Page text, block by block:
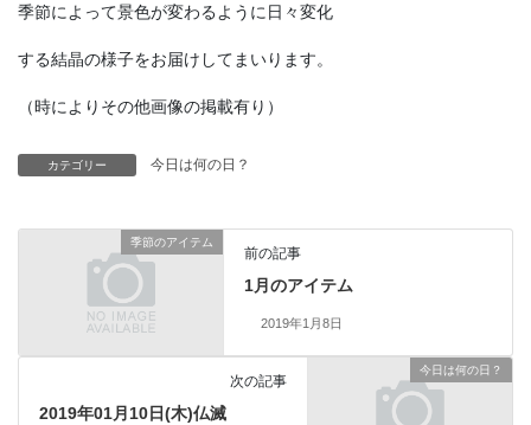
季節によって景色が変わるように日々変化
する結晶の様子をお届けしてまいります。
（時によりその他画像の掲載有り）
カテゴリー 今日は何の日？
季節のアイテム
前の記事
1月のアイテム
2019年1月8日
今日は何の日？
次の記事
2019年01月10日(木)仏滅